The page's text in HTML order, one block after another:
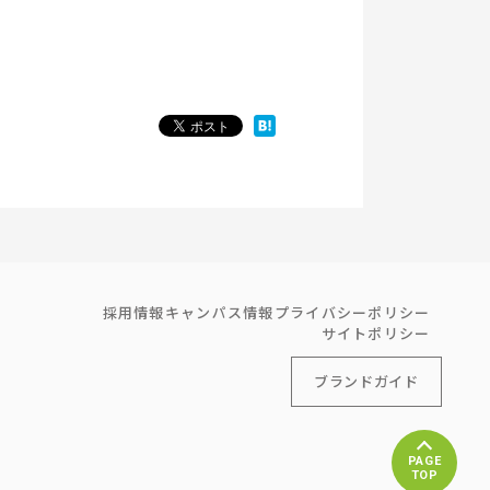
採用情報キャンパス情報プライバシーポリシー
サイトポリシー
ブランドガイド
PAGE
TOP